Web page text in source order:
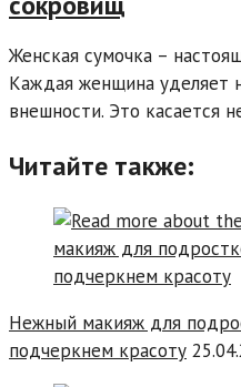
Женская сумочка –
Каждая женщина уделяет
внешности. Это касается
Читайте также:
Нежный макияж для
подчеркнем красоту